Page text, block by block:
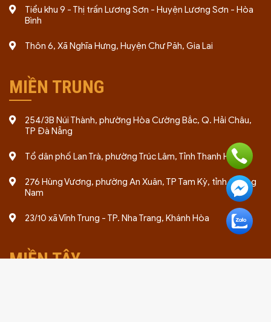
Tiểu khu 9 - Thị trấn Lương Sơn - Huyện Lương Sơn - Hòa
Bình
Thôn 6, Xã Nghĩa Hưng, Huyện Chư Păh, Gia Lai
MIỀN TRUNG
254/3B Núi Thành, phường Hòa Cường Bắc, Q. Hải Châu,
TP Đà Nẵng
Tổ dân phố Lan Trà, phường Trúc Lâm, Tỉnh Thanh Hóa
276 Hùng Vương, phường An Xuân, TP Tam Kỳ, tỉnh Quảng
Nam
23/10 xã Vĩnh Trung - TP. Nha Trang, Khánh Hòa
MIỀN TÂY